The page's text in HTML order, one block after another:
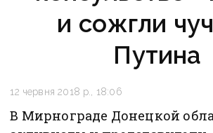
и сожгли
Путина
12 червня 2018 р., 18:06
В Мирнограде Донецкой